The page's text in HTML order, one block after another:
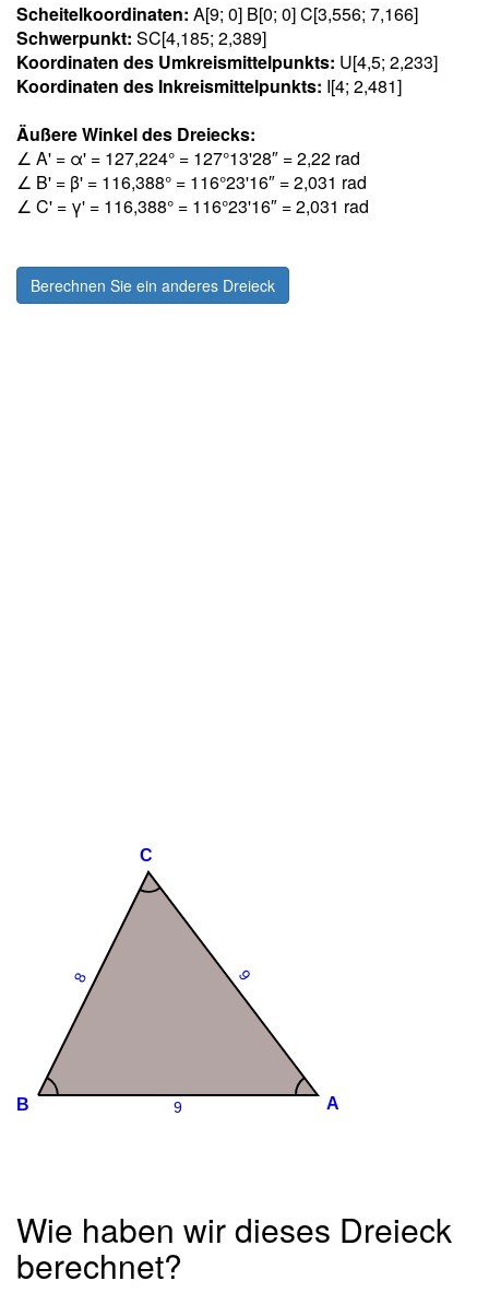
Scheitelkoordinaten: A[9; 0] B[0; 0] C[3,556; 7,166]
Schwerpunkt: SC[4,185; 2,389]
Koordinaten des Umkreismittelpunkts: U[4,5; 2,233]
Koordinaten des Inkreismittelpunkts: I[4; 2,481]
Äußere Winkel des Dreiecks:
∠ A' = α' = 127,224° = 127°13'28″ = 2,22 rad
∠ B' = β' = 116,388° = 116°23'16″ = 2,031 rad
∠ C' = γ' = 116,388° = 116°23'16″ = 2,031 rad
Berechnen Sie ein anderes Dreieck
Wie haben wir dieses Dreieck
berechnet?